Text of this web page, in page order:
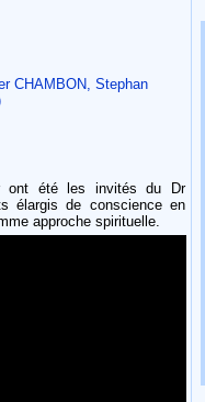
CHAMBON, Stephan
ont été les invités du Dr
élargis de conscience en
approche spirituelle.